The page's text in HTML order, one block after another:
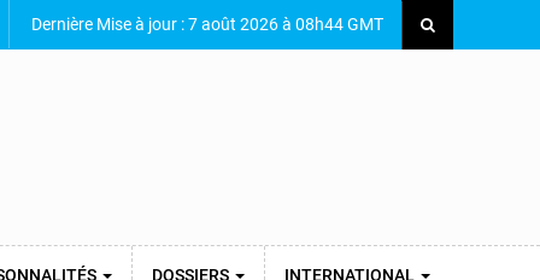
Dernière Mise à jour : 7 août 2026 à 08h44 GMT
DOSSIERS INTERNATIONAL